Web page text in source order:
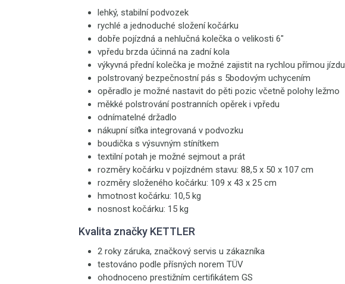
lehký, stabilní podvozek
rychlé a jednoduché složení kočárku
dobře pojízdná a nehlučná kolečka o velikosti 6"
vpředu brzda účinná na zadní kola
výkyvná přední kolečka je možné zajistit na rychlou přímou jízdu
polstrovaný bezpečnostní pás s 5bodovým uchycením
opěradlo je možné nastavit do pěti pozic včetně polohy ležmo
měkké polstrování postranních opěrek i vpředu
odnímatelné držadlo
nákupní síťka integrovaná v podvozku
boudička s výsuvným stínítkem
textilní potah je možné sejmout a prát
rozměry kočárku v pojízdném stavu: 88,5 x 50 x 107 cm
rozměry složeného kočárku: 109 x 43 x 25 cm
hmotnost kočárku: 10,5 kg
nosnost kočárku: 15 kg
Kvalita značky KETTLER
2 roky záruka, značkový servis u zákazníka
testováno podle přísných norem TÜV
ohodnoceno prestižním certifikátem GS